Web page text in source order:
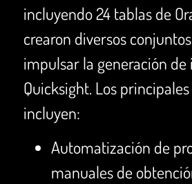
incluyendo 24 tablas de
crearon diversos
impulsar la generación
Quicksight. Los
incluyen:
Automatización de
manuales de